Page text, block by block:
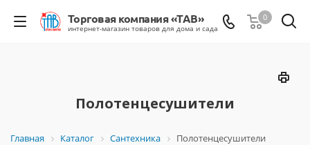
0
Полотенцесушители
Главная Каталог Сантехника Полотенцесушители